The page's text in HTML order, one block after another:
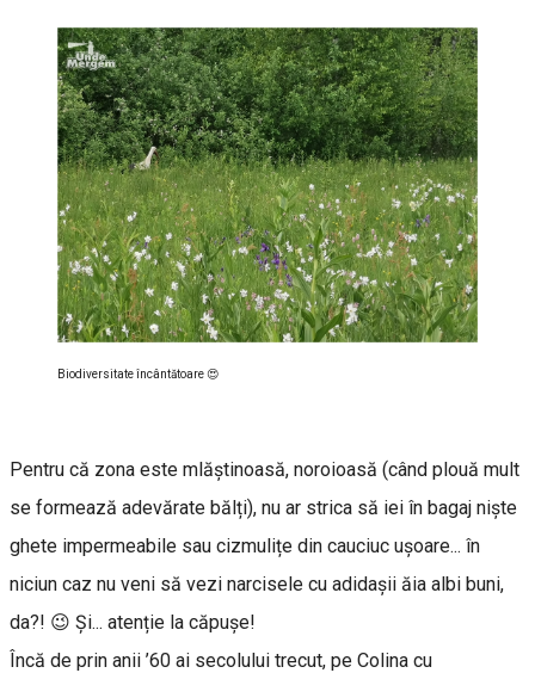
Biodiversitate încântătoare 😍
Pentru că zona este mlăștinoasă, noroioasă (când plouă mult
se formează adevărate bălți), nu ar strica să iei în bagaj niște
ghete impermeabile sau cizmulițe din cauciuc ușoare... în
niciun caz nu veni să vezi narcisele cu adidașii ăia albi buni,
da?! 😉 Și... atenție la căpușe!
Încă de prin anii ’60 ai secolului trecut, pe Colina cu